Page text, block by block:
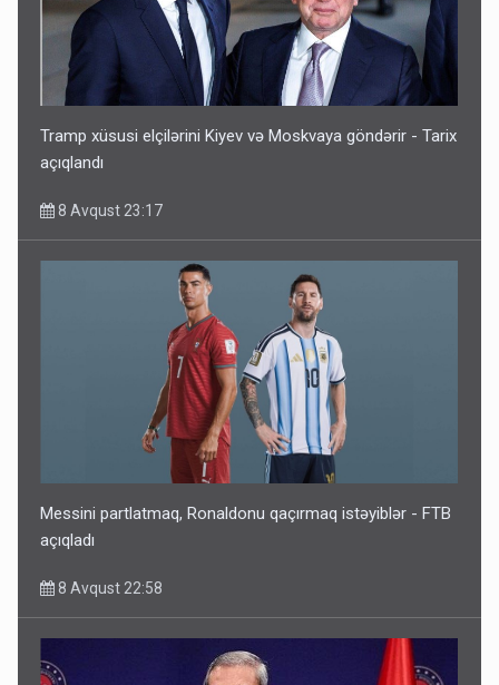
Tramp xüsusi elçilərini Kiyev və Moskvaya göndərir - Tarix
açıqlandı
8 Avqust 23:17
Messini partlatmaq, Ronaldonu qaçırmaq istəyiblər - FTB
açıqladı
8 Avqust 22:58